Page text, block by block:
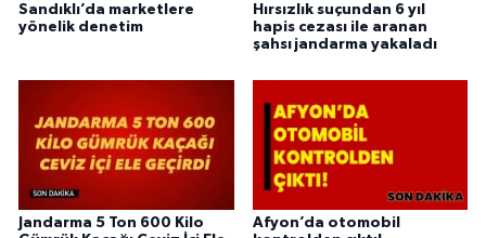
Sandıklı’da marketlere
yönelik denetim
Hırsızlık suçundan 6 yıl
hapis cezası ile aranan
şahsı jandarma yakaladı
Jandarma 5 Ton 600 Kilo
Afyon’da otomobil